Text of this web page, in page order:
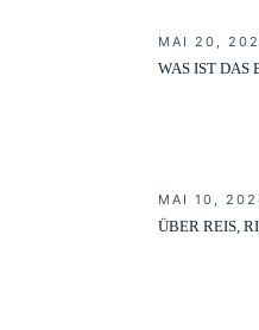
MAI 20,
WAS IST DAS
MAI 10,
ÜBER REIS,